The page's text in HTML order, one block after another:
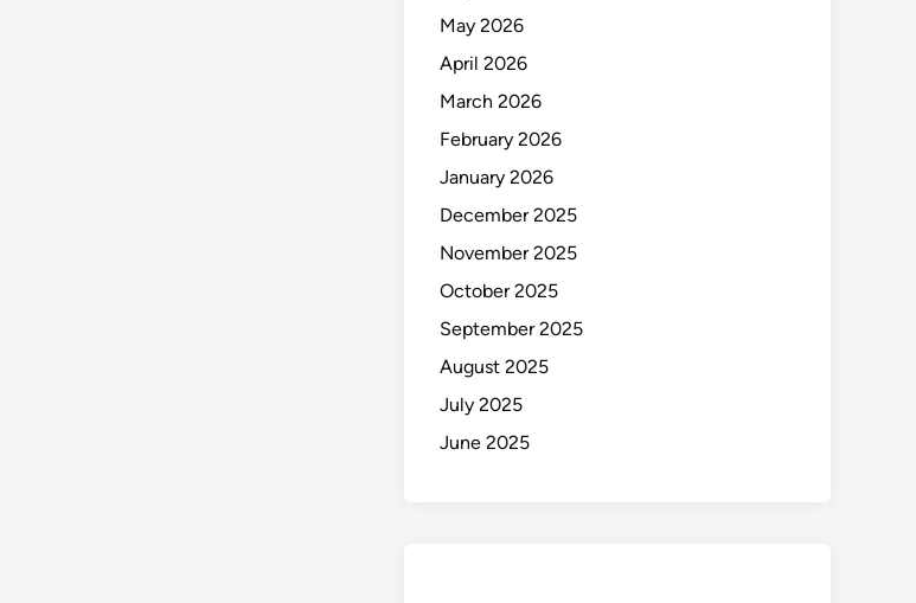
May 2026
April 2026
March 2026
February 2026
January 2026
December 2025
November 2025
October 2025
September 2025
August 2025
July 2025
June 2025